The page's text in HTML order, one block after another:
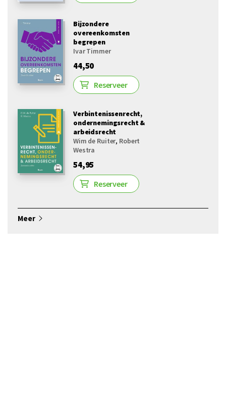
Bijzondere
overeenkomsten
begrepen
Ivar Timmer
44,50
Reserveer
Verbintenissenrecht,
ondernemingsrecht &
arbeidsrecht
Wim de Ruiter, Robert
Westra
54,95
Reserveer
Meer